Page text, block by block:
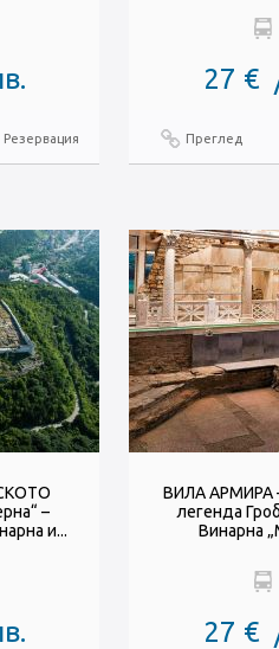
Резервация
27 €
Преглед
–
и...
ВИЛА АРМИРА
легенда
Винарна
27 €